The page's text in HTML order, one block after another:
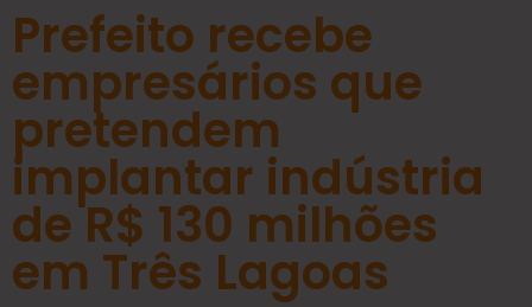
Prefeito recebe
empresários que
pretendem
implantar indústria
de R$ 130 milhões
em Três Lagoas